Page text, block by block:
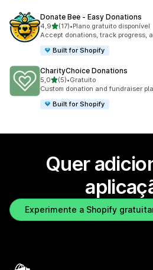
Donate Bee ‑ Easy Donations
4,9de 5 estrelas
(17)
17 total de avaliações
•Plano gratuito disponível
Accept donations, track progress,
Built for Shopify
CharityChoice Donations
5,0de 5 estrelas
(5)
5 total de avaliações
•Gratuito
Custom donation and fundraiser
Built for Shopify
Quer
Experimente a Shopify